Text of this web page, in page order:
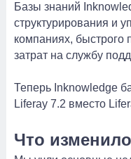
Базы знаний
структурирования и
компаниях, быстрого
затрат на службу
Теперь Inknowledge
Liferay 7.2 вместо
Что